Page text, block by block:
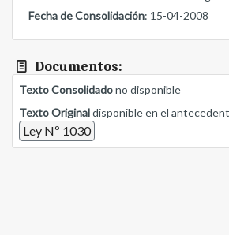
Fecha de Consolidación: 15-04-2008
Documentos:
Texto Consolidadono disponible
Texto Originaldisponible en el
Ley Nº 1030